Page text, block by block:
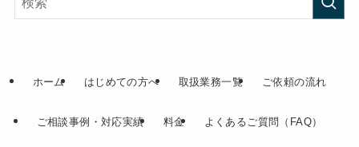
ホーム はじめての方へ 取扱業務一覧 ご依頼の流れ
ご相談事例・対応実績 料金 よくあるご質問（FAQ）